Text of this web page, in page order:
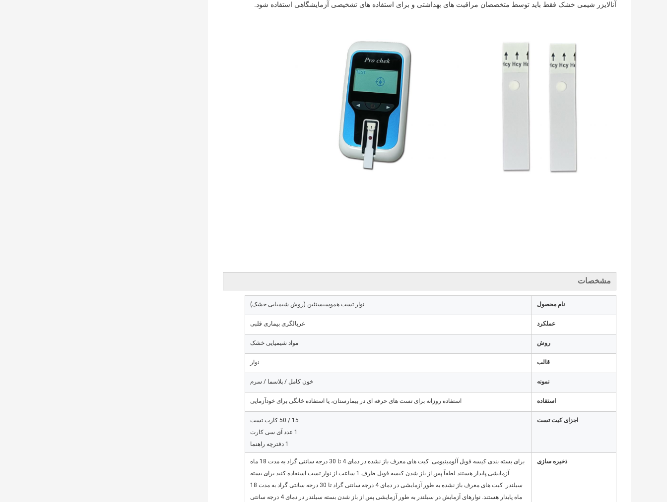
آنالایزر شیمی خشک فقط باید توسط متخصصان مراقبت های بهداشتی و برای استفاده های تشخیصی آزمایشگاهی استفاده شود.
مشخصات
نام محصول نوار تست هموسیستئین (روش شیمیایی خشک)
عملکرد غربالگری بیماری قلبی
روش مواد شیمیایی خشک
قالب نوار
نمونه خون کامل / پلاسما / سرم
استفاده استفاده روزانه برای تست های حرفه ای در بیمارستان، یا استفاده خانگی برای خودآزمایی
اجزای کیت تست
15 / 50 کارت تست
1 عدد آی سی کارت
1 دفترچه راهنما
ذخیره سازی
برای بسته بندی کیسه فویل آلومینیومی: کیت های معرف باز نشده در دمای 4 تا 30 درجه سانتی گراد به مدت 18 ماه
آزمایشی پایدار هستند.لطفاً پس از باز شدن کیسه فویل ظرف 1 ساعت از نوار تست استفاده کنید.برای بسته
سیلندر: کیت های معرف باز نشده به طور آزمایشی در دمای 4 درجه سانتی گراد تا 30 درجه سانتی گراد به مدت 18
ماه پایدار هستند. نوارهای آزمایش در سیلندر به طور آزمایشی پس از باز شدن بسته سیلندر در دمای 4 درجه سانتی